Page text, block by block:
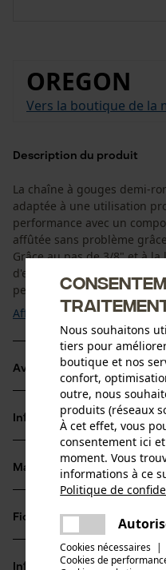
OREGON
Vers la boutique de la
Description du produit
La chaîne à gouges demi-
adaptée à une utilisation
performance avec un
affûtée sans problème
Grâce au pas de 3/8" et à
d'entraînement de 1,6 mm,
permet de couper
Afficher plus
Avantages du produit
La chaîne réduit les
Arêtes de coupe de
rapides et un affûtage
Les maillons
retour
Informations sur le produit
Détails du produit
Type dactivité
Matériau & entretien
Matériau
Matériau principal
Fiches techniques
Fiche technique du
Informations fabricant
traitement
Nous souhaitons
tiers pour
boutique et nos
confort,
outre, nous
produits (réseaux
À cet effet, vous
consentement ici
moment. Vous
informations à ce
Politique de
Cookies nécessaires |
Cookies de
Une erreur
essayer encore.
partager
partager
mail